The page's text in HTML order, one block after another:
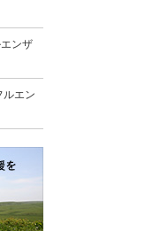
ンザ
ルエン